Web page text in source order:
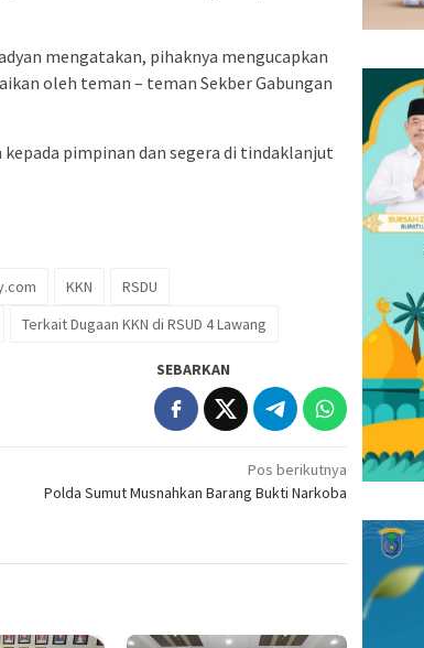
mengatakan, pihaknya mengucapkan
oleh teman – teman Sekber Gabungan
pimpinan dan segera di tindaklanjut
KKN
RSDU
Terkait Dugaan KKN di RSUD 4 Lawang
SEBARKAN
Pos berikutnya
Polda Sumut Musnahkan Barang Bukti Narkoba